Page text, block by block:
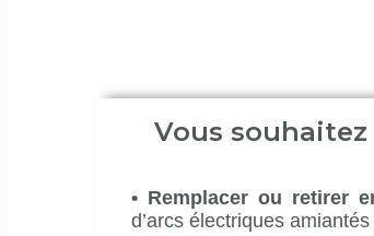
Vous souhaitez
• Remplacer ou retirer
d’arcs électriques